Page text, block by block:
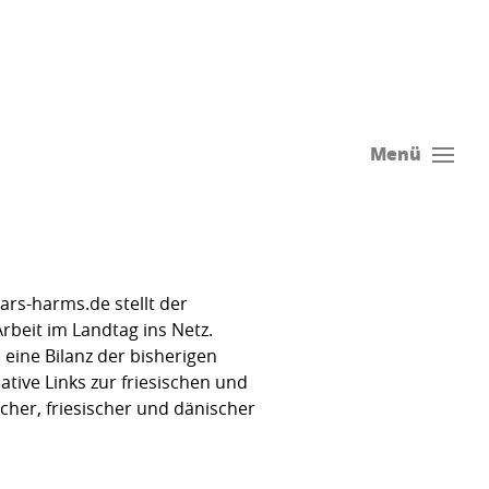
Menü
harms.de stellt der
im Landtag ins Netz.
Bilanz der bisherigen
Links zur friesischen und
friesischer und dänischer